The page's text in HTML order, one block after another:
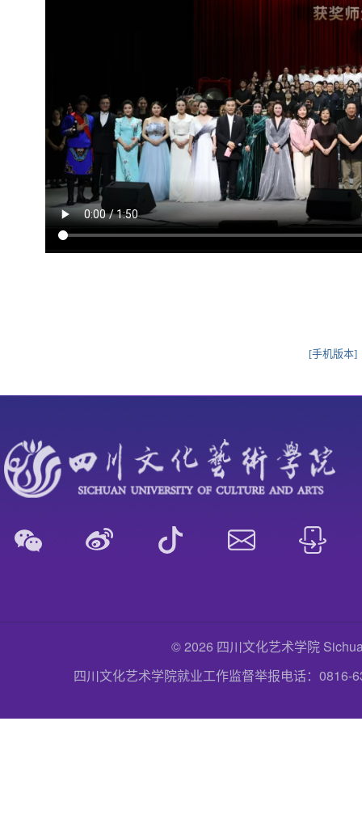
[手机版本]
© 2026 四川文化艺术学院
四川文化艺术学院就业工作监督举报电话：